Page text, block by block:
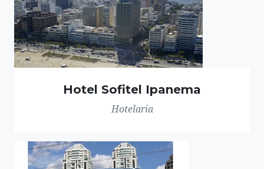
Hotel Sofitel Ipanema
Hotelaria